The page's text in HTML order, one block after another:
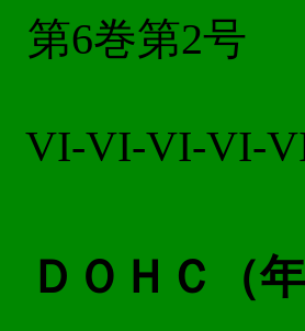
第
VI-VI-VI-VI-
ＤＯＨＣ（